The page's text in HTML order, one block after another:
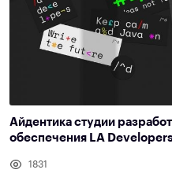
Айдентика студии
обеспечения LA
1831